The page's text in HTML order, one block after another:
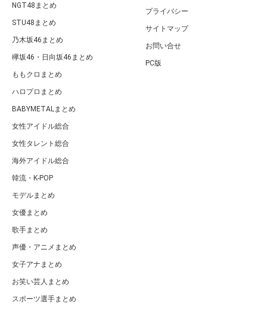
NGT48まとめ
STU48まとめ
乃木坂46まとめ
欅坂46・日向坂46まとめ
ももクロまとめ
ハロプロまとめ
BABYMETALまとめ
女性アイドル総合
女性タレント総合
海外アイドル総合
韓流・K-POP
モデルまとめ
女優まとめ
歌手まとめ
声優・アニメまとめ
女子アナまとめ
お笑い芸人まとめ
スポーツ選手まとめ
プライバシー
サイトマップ
お問い合せ
PC版